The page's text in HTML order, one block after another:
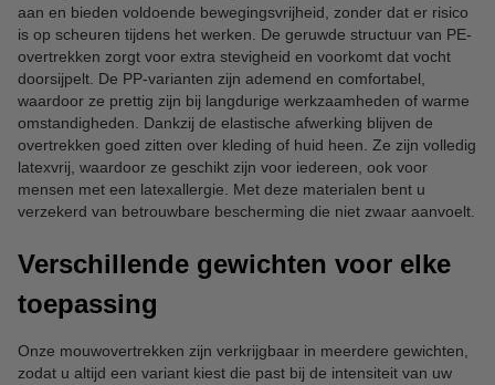
aan en bieden voldoende bewegingsvrijheid, zonder dat er risico
is op scheuren tijdens het werken. De geruwde structuur van PE-
overtrekken zorgt voor extra stevigheid en voorkomt dat vocht
doorsijpelt. De PP-varianten zijn ademend en comfortabel,
waardoor ze prettig zijn bij langdurige werkzaamheden of warme
omstandigheden. Dankzij de elastische afwerking blijven de
overtrekken goed zitten over kleding of huid heen. Ze zijn volledig
latexvrij, waardoor ze geschikt zijn voor iedereen, ook voor
mensen met een latexallergie. Met deze materialen bent u
verzekerd van betrouwbare bescherming die niet zwaar aanvoelt.
Verschillende gewichten voor elke
toepassing
Onze mouwovertrekken zijn verkrijgbaar in meerdere gewichten,
zodat u altijd een variant kiest die past bij de intensiteit van uw